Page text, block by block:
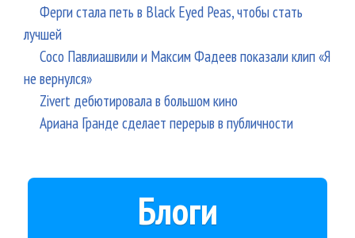
Ферги стала петь в Black Eyed Peas, чтобы стать
лучшей
Сосо Павлиашвили и Максим Фадеев показали клип «Я
не вернулся»
Zivert дебютировала в большом кино
Ариана Гранде сделает перерыв в публичности
Блоги